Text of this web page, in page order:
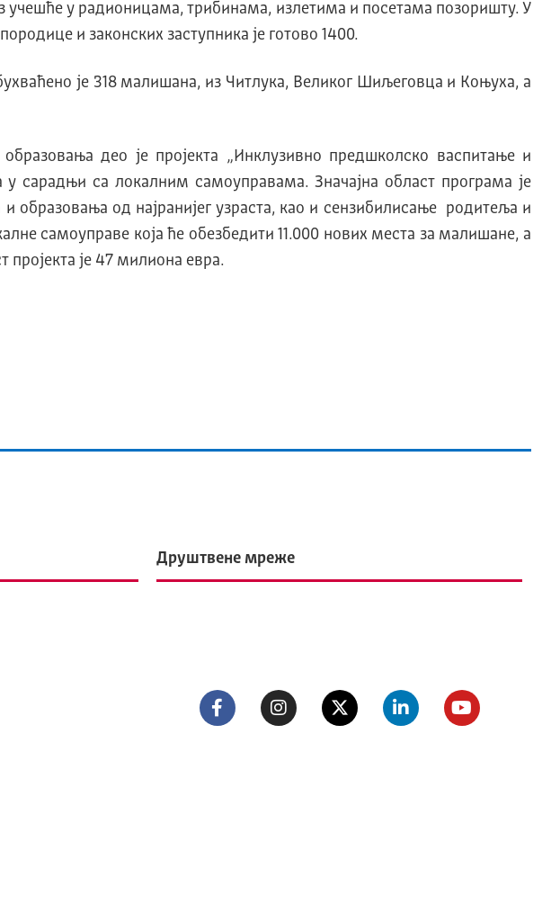
учешће у радионицама, трибинама, излетима и посетама позоришту. У
и законских заступника је готово 1400.
је 318 малишана, из Читлука, Великог Шиљеговца и Коњуха, а
део је пројекта „Инклузивно предшколско васпитање и
сарадњи са локалним самоуправама. Значајна област програма је
образовања од најранијег узраста, као и сензибилисање родитеља и
самоуправе која ће обезбедити 11.000 нових места за малишане, а
је 47 милиона евра.
Друштвене мреже